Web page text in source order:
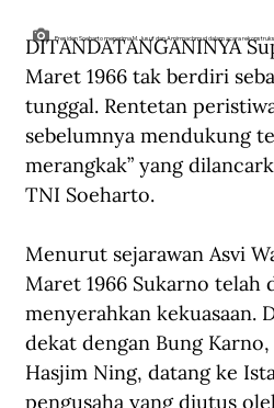
Presiden Soeharto menerima M. Jusuf dan Amirmachmud dalam acara
DITANDATANGANINYA
Maret 1966 tak berdiri
tunggal. Rentetan
sebelumnya mendukung
merangkak” yang
TNI Soeharto.
Menurut sejarawan Asvi
Maret 1966 Sukarno telah
menyerahkan kekuasaan.
dekat dengan Bung
Hasjim Ning, datang ke
pengusaha yang diutus